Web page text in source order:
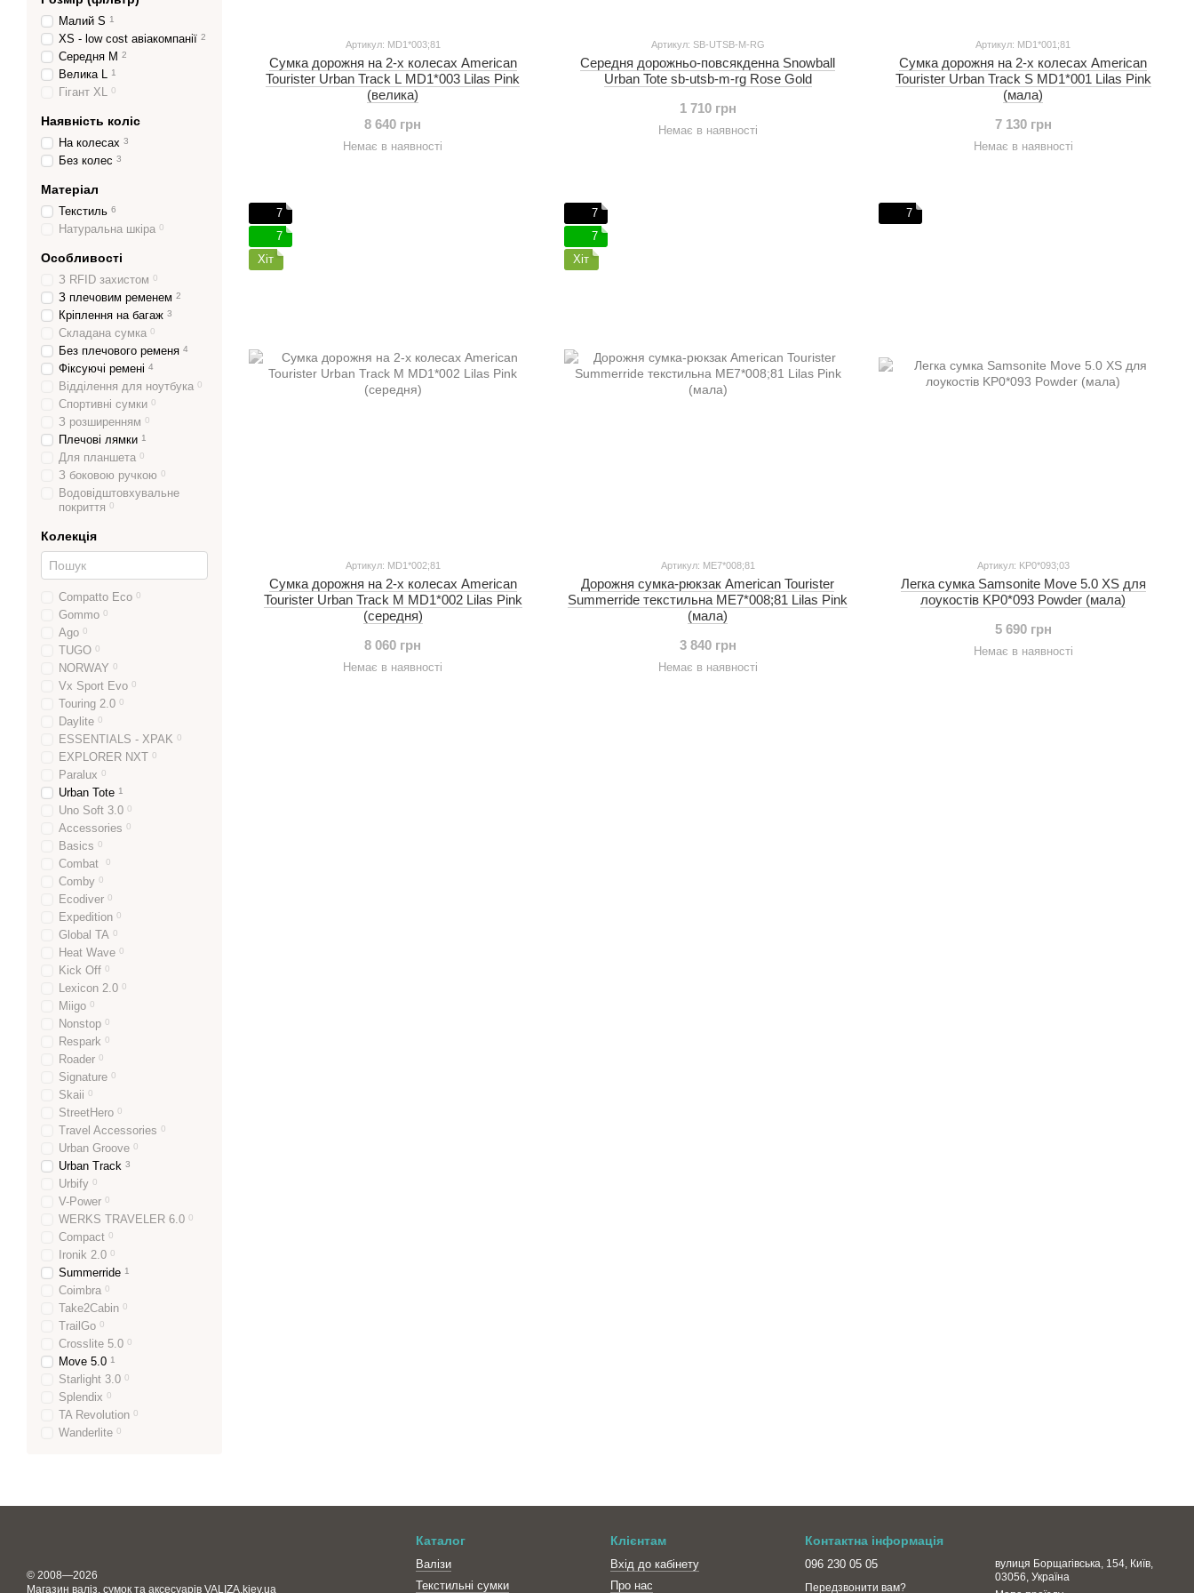
Артикул: MD1*003;81
Сумка дорожня на 2-х колесах American
Tourister Urban Track L MD1*003 Lilas Pink
(велика)
8 640 грн
Немає в наявності
Артикул: SB-UTSB-M-RG
Середня дорожньо-повсякденна Snowball
Urban Tote sb-utsb-m-rg Rose Gold
1 710 грн
Немає в наявності
Артикул: MD1*001;81
Сумка дорожня на 2-х колесах American
Tourister Urban Track S MD1*001 Lilas Pink
(мала)
7 130 грн
Немає в наявності
7
7
Хіт
Артикул: MD1*002;81
Сумка дорожня на 2-х колесах American
Tourister Urban Track M MD1*002 Lilas Pink
(середня)
8 060 грн
Немає в наявності
7
7
Хіт
Артикул: ME7*008;81
Дорожня сумка-рюкзак American Tourister
Summerride текстильна ME7*008;81 Lilas Pink
(мала)
3 840 грн
Немає в наявності
7
Артикул: KP0*093;03
Легка сумка Samsonite Move 5.0 XS для
лоукостів KP0*093 Powder (мала)
5 690 грн
Немає в наявності
Малий S 1
XS - low cost авіакомпанії 2
Середня M 2
Велика L 1
Гігант XL 0
Наявність коліс
На колесах 3
Без колес 3
Матеріал
Текстиль 6
Натуральна шкіра 0
Особливості
З RFID захистом 0
З плечовим ременем 2
Кріплення на багаж 3
Складана сумка 0
Без плечового ременя 4
Фіксуючі ремені 4
Відділення для ноутбука 0
Спортивні сумки 0
З розширенням 0
Плечові лямки 1
Для планшета 0
З боковою ручкою 0
Водовідштовхувальне
покриття 0
Колекція
Compatto Eco 0
Gommo 0
Ago 0
TUGO 0
NORWAY 0
Vx Sport Evo 0
Touring 2.0 0
Daylite 0
ESSENTIALS - XPAK 0
EXPLORER NXT 0
Paralux 0
Urban Tote 1
Uno Soft 3.0 0
Accessories 0
Basics 0
Combat 0
Comby 0
Ecodiver 0
Expedition 0
Global TA 0
Heat Wave 0
Kick Off 0
Lexicon 2.0 0
Miigo 0
Nonstop 0
Respark 0
Roader 0
Signature 0
Skaii 0
StreetHero 0
Travel Accessories 0
Urban Groove 0
Urban Track 3
Urbify 0
V-Power 0
WERKS TRAVELER 6.0 0
Compact 0
Ironik 2.0 0
Summerride 1
Coimbra 0
Take2Cabin 0
TrailGo 0
Crosslite 5.0 0
Move 5.0 1
Starlight 3.0 0
Splendix 0
TA Revolution 0
Wanderlite 0
© 2008—2026
Магазин валіз, сумок та аксесуарів VALIZA.kiev.ua
Каталог
Валізи
Текстильні сумки
Клієнтам
Вхід до кабінету
Про нас
Контактна інформація
096 230 05 05
Передзвонити вам?
вулиця Борщагівська, 154, Київ,
03056, Україна